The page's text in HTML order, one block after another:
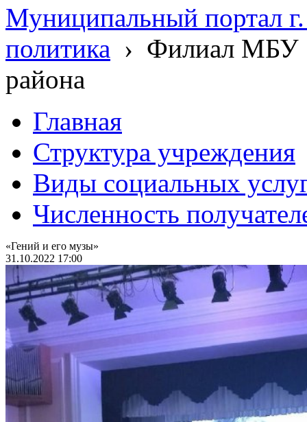
Муниципальный портал
политика › Филиал МБУ
района
Главная
Структура учреждения
Виды социальных
Численность
«Гений и его музы»
31.10.2022 17:00